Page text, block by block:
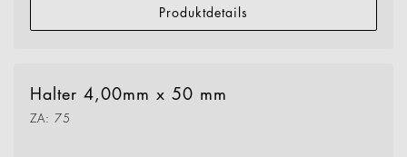
Produktdetails
Halter 4,00mm x 50 mm
ZA: 75